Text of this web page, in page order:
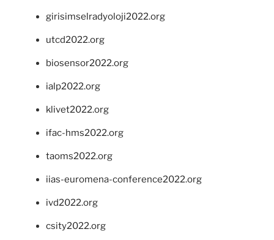
girisimselradyoloji2022.org
utcd2022.org
biosensor2022.org
ialp2022.org
klivet2022.org
ifac-hms2022.org
taoms2022.org
iias-euromena-conference2022.org
ivd2022.org
csity2022.org